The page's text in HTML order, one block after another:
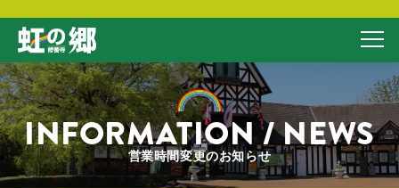
INFORMATION / NEWS
営業時間変更のお知らせ